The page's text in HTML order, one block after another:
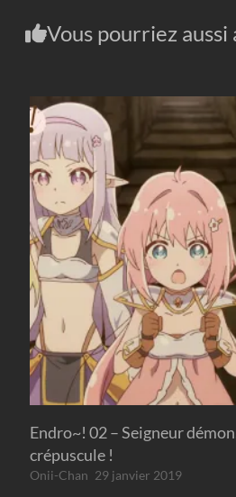
Vous pourriez aussi
Endro~! 02 – Seigneur
crépuscule !
Onii-Chan 29 janvier 2019